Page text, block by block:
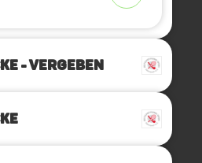
- VERGEBEN